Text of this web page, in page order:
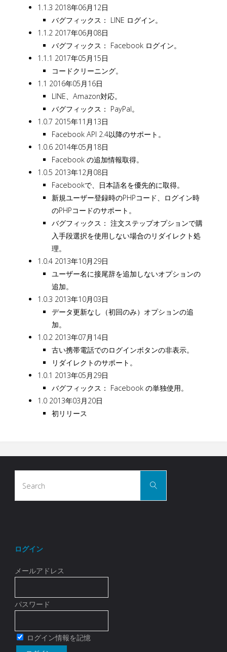
1.1.3 2018年06月12日
バグフィックス： LINE ログイン。
1.1.2 2017年06月08日
バグフィックス： Facebook ログイン。
1.1.1 2017年05月15日
コードクリーニング。
1.1 2016年05月16日
LINE、Amazon対応。
バグフィックス： PayPal。
1.0.7 2015年11月13日
Facebook API 2.4以降のサポート。
1.0.6 2014年05月18日
Facebook の追加情報取得。
1.0.5 2013年12月08日
Facebookで、日本語名を優先的に取得。
新規ユーザー登録時のPHPコード、ログイン時
のPHPコードのサポート。
バグフィックス： 注文ステップオプションで購
入手段選択を使用しない場合のリダイレクト処
理。
1.0.4 2013年10月29日
ユーザー名に接尾辞を追加しないオプションの
追加。
1.0.3 2013年10月03日
データ更新なし（初回のみ）オプションの追
加。
1.0.2 2013年07月14日
古い携帯電話でのログインボタンの非表示。
リダイレクトのサポート。
1.0.1 2013年05月29日
バグフィックス： Facebook の単独使用。
1.0 2013年03月20日
初リリース
Search
ログイン
メールアドレス
パスワード
ログイン情報を記憶